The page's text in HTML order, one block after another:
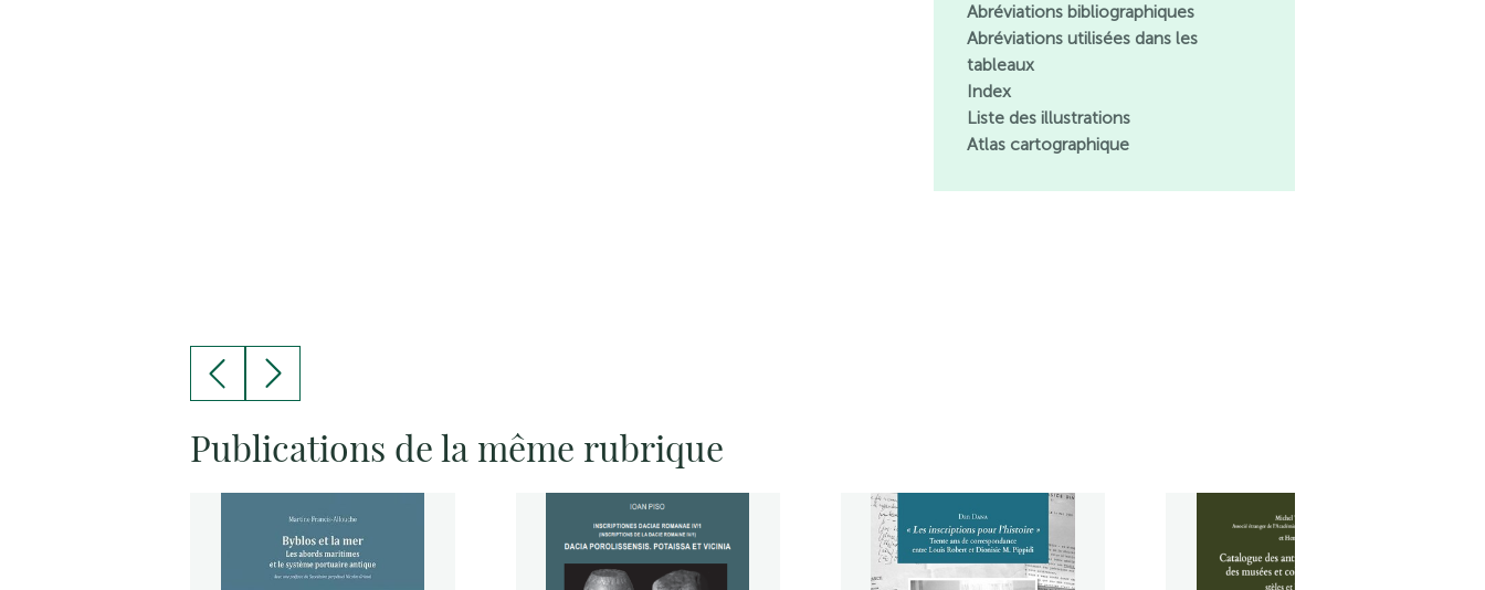
Abréviations bibliographiques
Abréviations utilisées dans les
tableaux
Index
Liste des illustrations
Atlas cartographique
Publications de la même rubrique